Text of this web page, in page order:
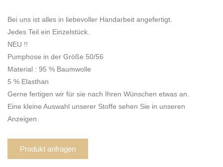
Bei uns ist alles in liebevoller Handarbeit angefertigt.
Jedes Teil ein Einzelstück.
NEU !!
Pumphose in der Größe 50/56
Material : 95 % Baumwolle
5 % Elasthan
Gerne fertigen wir für sie nach Ihren Wünschen etwas an.
Eine kleine Auswahl unserer Stoffe sehen Sie in unseren
Anzeigen.
Produkt anfragen